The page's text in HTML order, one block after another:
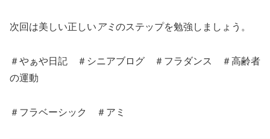
次回は美しい正しい アミのステップを勉強しましょう。
＃やぁや日記 ＃シニアブログ ＃フラダンス ＃高齢者
の運動
＃フラベーシック ＃アミ